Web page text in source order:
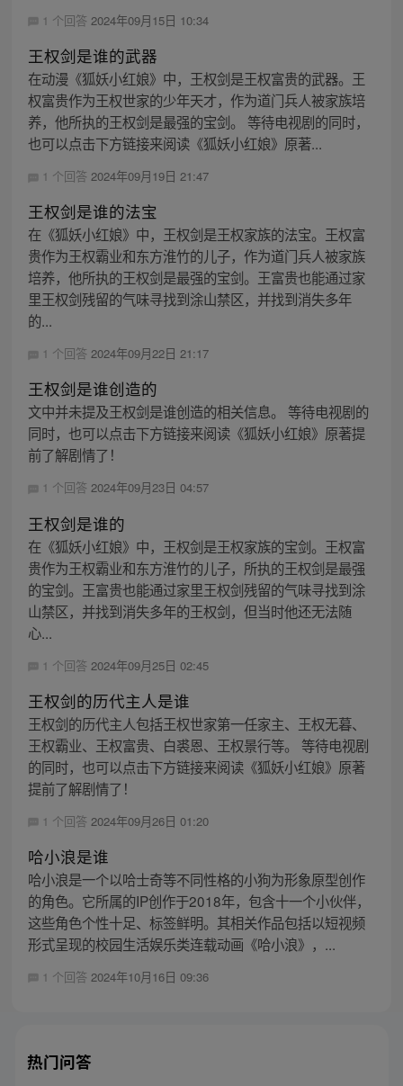
1 个回答 2024年09月15日 10:34
王权剑是谁的武器
在动漫《狐妖小红娘》中，王权剑是王权富贵的武器。王
权富贵作为王权世家的少年天才，作为道门兵人被家族培
养，他所执的王权剑是最强的宝剑。 等待电视剧的同时，
也可以点击下方链接来阅读《狐妖小红娘》原著...
1 个回答 2024年09月19日 21:47
王权剑是谁的法宝
在《狐妖小红娘》中，王权剑是王权家族的法宝。王权富
贵作为王权霸业和东方淮竹的儿子，作为道门兵人被家族
培养，他所执的王权剑是最强的宝剑。王富贵也能通过家
里王权剑残留的气味寻找到涂山禁区，并找到消失多年
的...
1 个回答 2024年09月22日 21:17
王权剑是谁创造的
文中并未提及王权剑是谁创造的相关信息。 等待电视剧的
同时，也可以点击下方链接来阅读《狐妖小红娘》原著提
前了解剧情了！
1 个回答 2024年09月23日 04:57
王权剑是谁的
在《狐妖小红娘》中，王权剑是王权家族的宝剑。王权富
贵作为王权霸业和东方淮竹的儿子，所执的王权剑是最强
的宝剑。王富贵也能通过家里王权剑残留的气味寻找到涂
山禁区，并找到消失多年的王权剑，但当时他还无法随
心...
1 个回答 2024年09月25日 02:45
王权剑的历代主人是谁
王权剑的历代主人包括王权世家第一任家主、王权无暮、
王权霸业、王权富贵、白裘恩、王权景行等。 等待电视剧
的同时，也可以点击下方链接来阅读《狐妖小红娘》原著
提前了解剧情了！
1 个回答 2024年09月26日 01:20
哈小浪是谁
哈小浪是一个以哈士奇等不同性格的小狗为形象原型创作
的角色。它所属的IP创作于2018年，包含十一个小伙伴，
这些角色个性十足、标签鲜明。其相关作品包括以短视频
形式呈现的校园生活娱乐类连载动画《哈小浪》，...
1 个回答 2024年10月16日 09:36
热门问答